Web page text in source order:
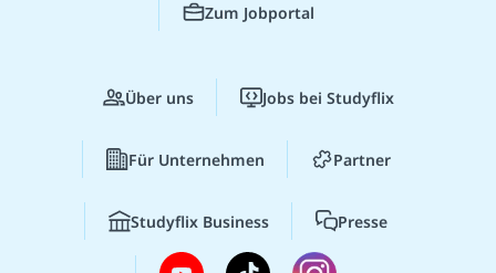
Zum Jobportal
Über uns Jobs bei Studyflix
Für Unternehmen Partner
Studyflix Business Presse